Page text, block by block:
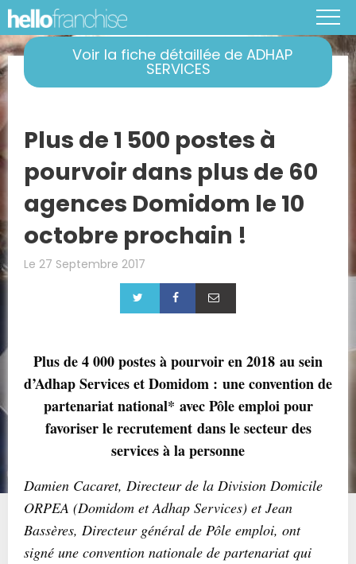
Voir la fiche détaillée de ADHAP
SERVICES
Plus de 1 500 postes à
pourvoir dans plus de 60
agences Domidom le 10
octobre prochain !
Le 27 Septembre 2017
Plus de 4 000 postes à pourvoir en 2018 au sein
d’Adhap Services et Domidom : une convention de
partenariat national* avec Pôle emploi pour
favoriser le recrutement dans le secteur des
services à la personne
Damien Cacaret, Directeur de la Division Domicile
ORPEA (Domidom et Adhap Services) et Jean
Bassères, Directeur général de Pôle emploi, ont
signé une convention nationale de partenariat qui